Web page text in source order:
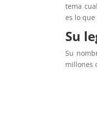
tema
es lo
Su
Su
millones